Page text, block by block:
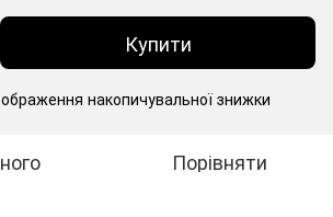
Купити
накопичувальної знижки
Порівняти